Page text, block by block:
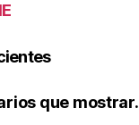
que mostrar.